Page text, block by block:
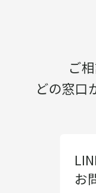
ご
どの窓口
お